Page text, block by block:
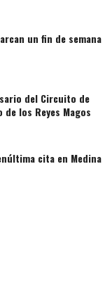
un fin de semana
del Circuito de
los Reyes Magos
cita en Medina